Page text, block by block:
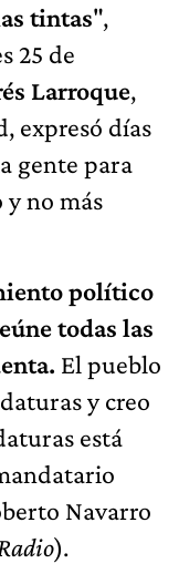
tintas",
25 de
Larroque,
expresó días
gente para
no más
político
todas las
El pueblo
y creo
está
Navarro
).